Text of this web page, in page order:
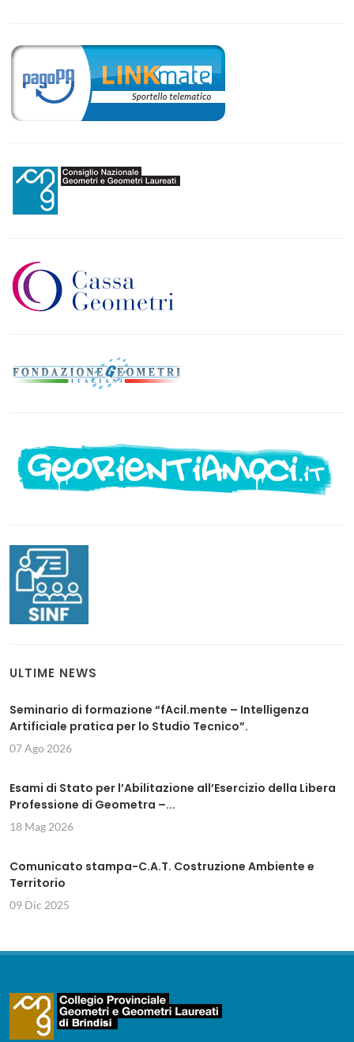
ULTIME NEWS
Seminario di formazione “fAcil.mente – Intelligenza
Artificiale pratica per lo Studio Tecnico”.
07 Ago 2026
Esami di Stato per l’Abilitazione all’Esercizio della Libera
Professione di Geometra –...
18 Mag 2026
Comunicato stampa-C.A.T. Costruzione Ambiente e
Territorio
09 Dic 2025